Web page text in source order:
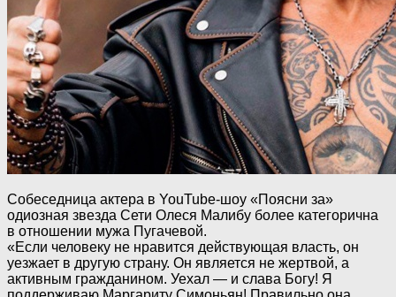
Собеседница актера в YouTube-шоу «Поясни за»
одиозная звезда Сети Олеся Малибу более категорична
в отношении мужа Пугачевой.
«Если человеку не нравится действующая власть, он
уезжает в другую страну. Он является не жертвой, а
активным гражданином. Уехал — и слава Богу! Я